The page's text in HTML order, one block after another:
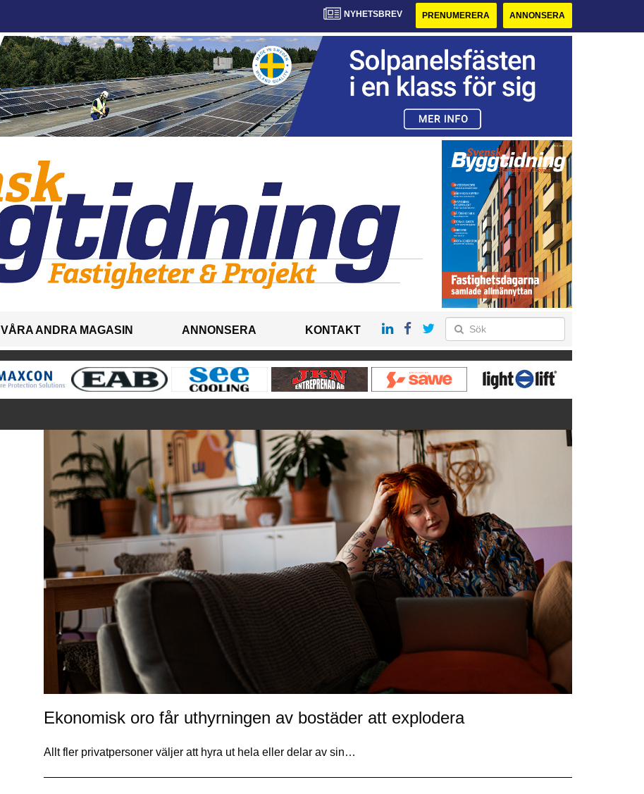
NYHETSBREV PRENUMERERA ANNONSERA
VÅRA ANDRA MAGASIN ANNONSERA KONTAKT
Ekonomisk oro får uthyrningen av bostäder att explodera
Allt fler privatpersoner väljer att hyra ut hela eller delar av sin…